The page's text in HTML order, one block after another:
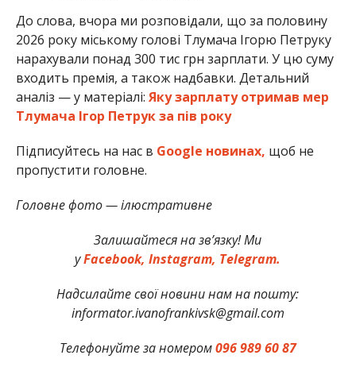
До слова, вчора ми розповідали, що за половину
2026 року міському голові Тлумача Ігорю Петруку
нарахували понад 300 тис грн зарплати. У цю суму
входить премія, а також надбавки. Детальний
аналіз — у матеріалі: Яку зарплату отримав мер
Тлумача Ігор Петрук за пів року
Підписуйтесь на нас в Google новинах, щоб не
пропустити головне.
Головне фото — ілюстративне
Залишайтеся на зв’язку! Ми
уFacebook, Instagram, Telegram.
Надсилайте свої новини нам на пошту:
informator.ivanofrankivsk@gmail.com
Телефонуйте за номером096 989 60 87